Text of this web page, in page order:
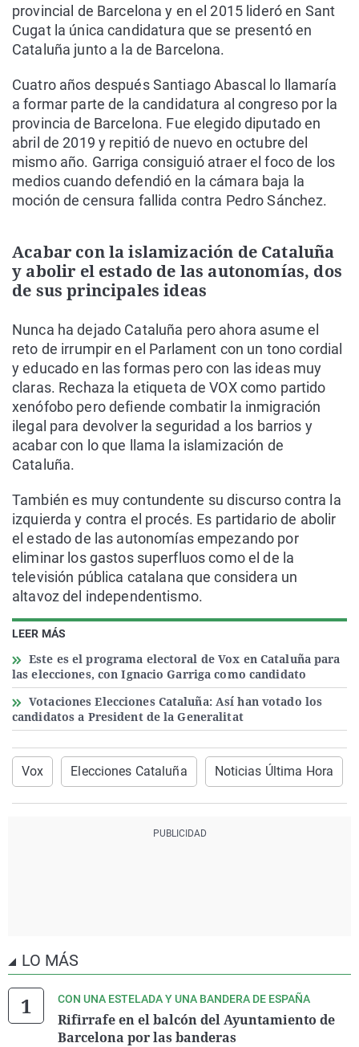
LEER MÁS
Este es el programa electoral de Vox en Cataluña para
las elecciones, con Ignacio Garriga como candidato
Votaciones Elecciones Cataluña: Así han votado los
candidatos a President de la Generalitat
provincial de Barcelona y en el 2015 lideró en Sant
Cugat la única candidatura que se presentó en
Cataluña junto a la de Barcelona.
Cuatro años después Santiago Abascal lo llamaría
a formar parte de la candidatura al congreso por la
provincia de Barcelona. Fue elegido diputado en
abril de 2019 y repitió de nuevo en octubre del
mismo año. Garriga consiguió atraer el foco de los
medios cuando defendió en la cámara baja la
moción de censura fallida contra Pedro Sánchez.
Acabar con la islamización de Cataluña
y abolir el estado de las autonomías, dos
de sus principales ideas
Nunca ha dejado Cataluña pero ahora asume el
reto de irrumpir en el Parlament con un tono cordial
y educado en las formas pero con las ideas muy
claras. Rechaza la etiqueta de VOX como partido
xenófobo pero defiende combatir la inmigración
ilegal para devolver la seguridad a los barrios y
acabar con lo que llama la islamización de
Cataluña.
También es muy contundente su discurso contra la
izquierda y contra el procés. Es partidario de abolir
el estado de las autonomías empezando por
eliminar los gastos superfluos como el de la
televisión pública catalana que considera un
altavoz del independentismo.
Vox Elecciones Cataluña Noticias Última Hora
LO MÁS
CON UNA ESTELADA Y UNA BANDERA DE ESPAÑA
Rifirrafe en el balcón del Ayuntamiento de
Barcelona por las banderas